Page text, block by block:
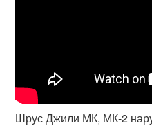
Шрус Джили МК, МК-2